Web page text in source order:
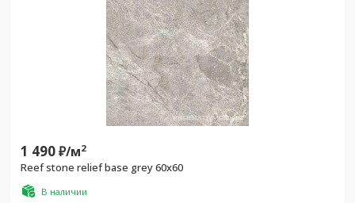
1 490₽/м2
Reef stone relief base grey 60x60
В наличии